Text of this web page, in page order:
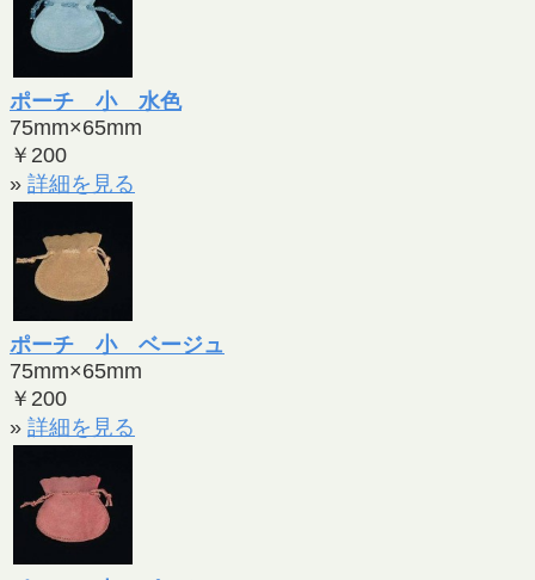
ポーチ 小 水色
75mm×65mm
￥200
» 詳細を見る
ポーチ 小 ベージュ
75mm×65mm
￥200
» 詳細を見る